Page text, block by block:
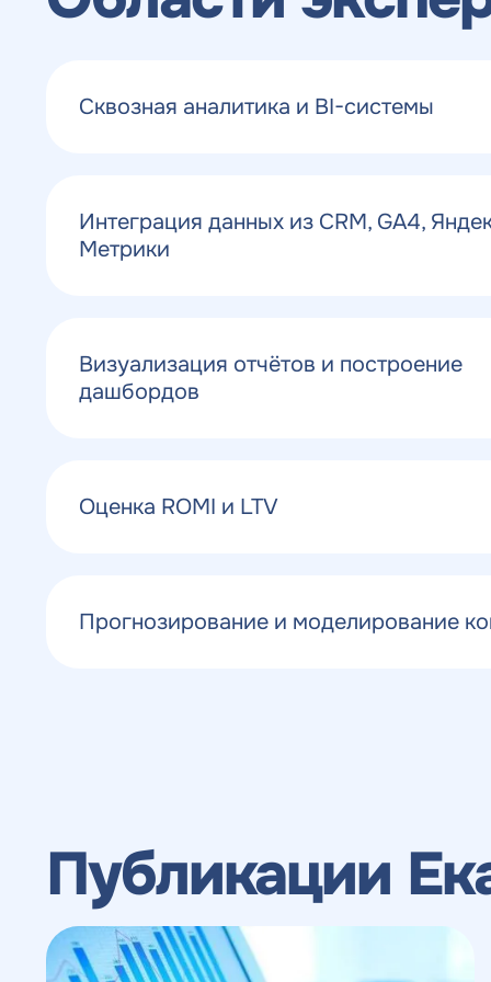
Сквозная аналитика и BI-системы
Интеграция данных из CRM, GA4,
Метрики
Визуализация отчётов и построение
дашбордов
Оценка ROMI и LTV
Прогнозирование и моделирование
Публикации
Получить
коммерческое
предложение
Получить
коммерческое
предложение
Получить
качественный
SEO - аудит
конкурентов в поиске
Отклик на
Укажите ваш номер телефона и мы
предложением